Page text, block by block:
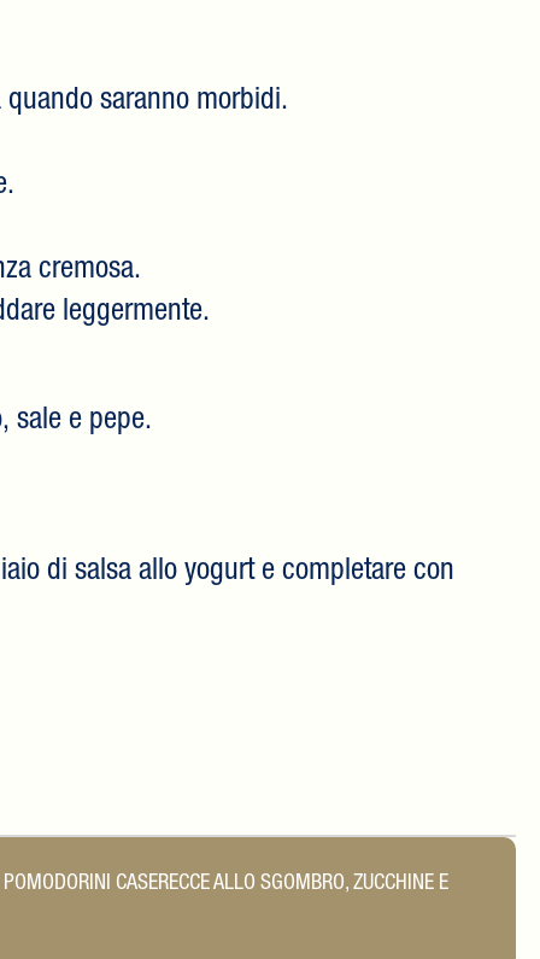
saranno morbidi.
cremosa.
leggermente.
sale e pepe.
di salsa allo yogurt e completare con
CASERECCE ALLO SGOMBRO, ZUCCHINE E